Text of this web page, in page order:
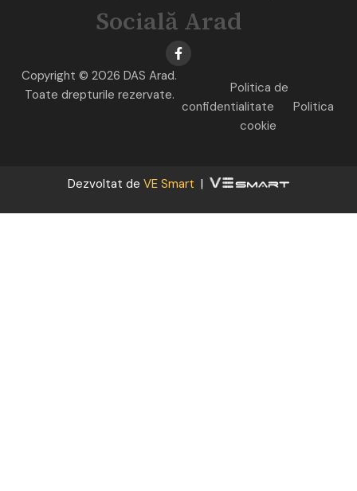
Socială Arad
Copyright © 2026 DAS Arad.
Toate drepturile rezervate.
Politica de
confidentialitate
Politica
cookie
Dezvoltat de VE Smart |